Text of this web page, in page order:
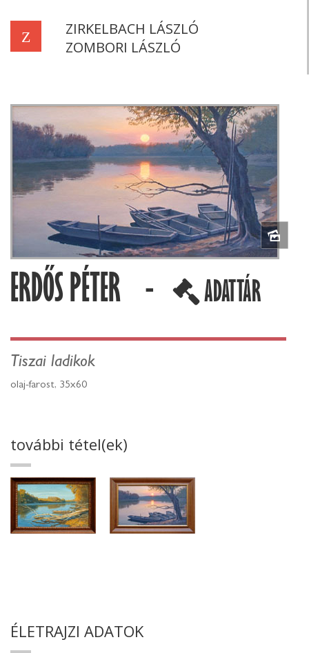
Z
ZIRKELBACH LÁSZLÓ
ZOMBORI LÁSZLÓ
ERDŐS PÉTER - ADATTÁR
Tiszai ladikok
olaj-farost, 35x60
további tétel(ek)
ÉLETRAJZI ADATOK